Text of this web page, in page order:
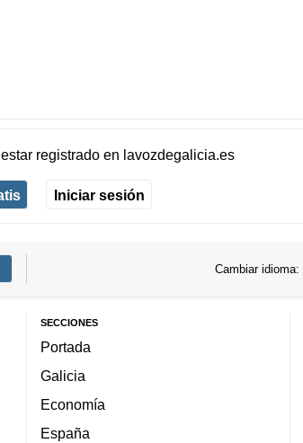
estar registradoen lavozdegalicia.es
Iniciar sesión
Cambiar idioma:
SECCIONES
Portada
Galicia
Economía
España